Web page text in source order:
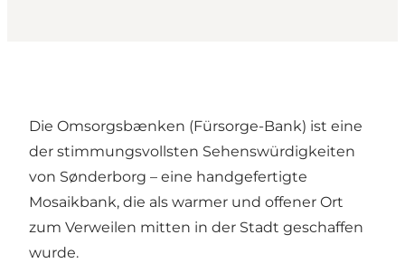
Die Omsorgsbænken (Fürsorge-Bank) ist eine
der stimmungsvollsten Sehenswürdigkeiten
von Sønderborg – eine handgefertigte
Mosaikbank, die als warmer und offener Ort
zum Verweilen mitten in der Stadt geschaffen
wurde.